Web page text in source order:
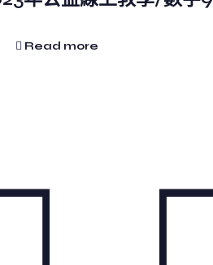
Read more